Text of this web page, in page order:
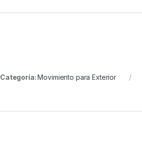
Categoría:Movimiento para Exterior